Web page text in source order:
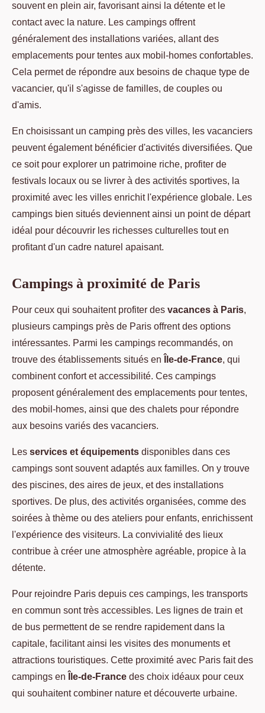
souvent en plein air, favorisant ainsi la détente et le
contact avec la nature. Les campings offrent
généralement des installations variées, allant des
emplacements pour tentes aux mobil-homes confortables.
Cela permet de répondre aux besoins de chaque type de
vacancier, qu'il s'agisse de familles, de couples ou
d'amis.
En choisissant un camping près des villes, les vacanciers
peuvent également bénéficier d'activités diversifiées. Que
ce soit pour explorer un patrimoine riche, profiter de
festivals locaux ou se livrer à des activités sportives, la
proximité avec les villes enrichit l'expérience globale. Les
campings bien situés deviennent ainsi un point de départ
idéal pour découvrir les richesses culturelles tout en
profitant d'un cadre naturel apaisant.
Campings à proximité de Paris
Pour ceux qui souhaitent profiter des vacances à Paris,
plusieurs campings près de Paris offrent des options
intéressantes. Parmi les campings recommandés, on
trouve des établissements situés en
Île-de-France, qui
combinent confort et accessibilité. Ces campings
proposent généralement des emplacements pour tentes,
des mobil-homes, ainsi que des chalets pour répondre
aux besoins variés des vacanciers.
Les services et équipements disponibles dans ces
campings sont souvent adaptés aux familles. On y trouve
des piscines, des aires de jeux, et des installations
sportives. De plus, des activités organisées, comme des
soirées à thème ou des ateliers pour enfants, enrichissent
l'expérience des visiteurs. La convivialité des lieux
contribue à créer une atmosphère agréable, propice à la
détente.
Pour rejoindre Paris depuis ces campings, les transports
en commun sont très accessibles. Les lignes de train et
de bus permettent de se rendre rapidement dans la
capitale, facilitant ainsi les visites des monuments et
attractions touristiques. Cette proximité avec Paris fait des
campings en
Île-de-France des choix idéaux pour ceux
qui souhaitent combiner nature et découverte urbaine.